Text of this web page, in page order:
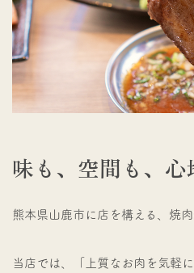
味 も、 空間 も、 心
熊本県山鹿市に店を構える、焼
当店では、「上質なお肉を気軽